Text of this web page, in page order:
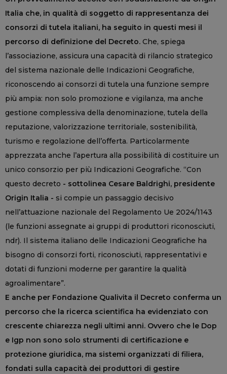
Italia che, in qualità di soggetto di rappresentanza dei
consorzi di tutela italiani, ha seguito in questi mesi il
percorso di definizione del Decreto. Che, spiega
l’associazione, assicura una capacità di rilancio strategico
del sistema nazionale delle Indicazioni Geografiche,
riconoscendo ai consorzi di tutela una funzione sempre
più ampia: non solo promozione e vigilanza, ma anche
gestione complessiva della denominazione, tutela della
reputazione, valorizzazione territoriale, sostenibilità,
turismo e regolazione dell’offerta. Particolarmente
apprezzata anche l’apertura alla possibilità di costituire un
unico consorzio per più Indicazioni Geografiche. “Con
questo decreto - sottolinea Cesare Baldrighi, presidente
Origin Italia - si compie un passaggio decisivo
nell’attuazione nazionale del Regolamento Ue 2024/1143
(le funzioni assegnate ai gruppi di produttori riconosciuti,
ndr). Il sistema italiano delle Indicazioni Geografiche ha
bisogno di consorzi forti, riconosciuti, rappresentativi e
dotati di funzioni moderne per garantire la qualità
agroalimentare”.
E anche per Fondazione Qualivita il Decreto conferma un
percorso che la ricerca scientifica ha evidenziato con
crescente chiarezza negli ultimi anni. Ovvero che le Dop
e Igp non sono solo strumenti di certificazione e
protezione giuridica, ma sistemi organizzati di filiera,
fondati sulla capacità dei produttori di gestire